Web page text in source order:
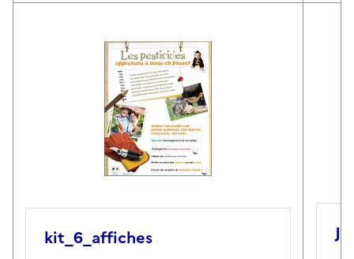
kit_6_affiches